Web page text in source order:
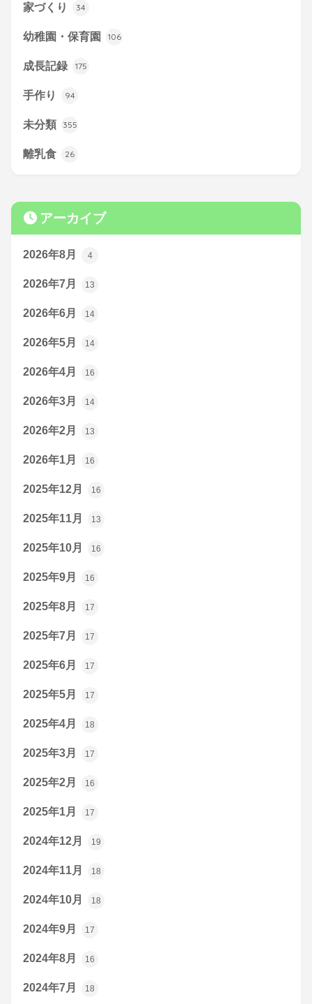
家づくり 34
幼稚園・保育園 106
成長記録 175
手作り 94
未分類 355
離乳食 26
アーカイブ
2026年8月 4
2026年7月 13
2026年6月 14
2026年5月 14
2026年4月 16
2026年3月 14
2026年2月 13
2026年1月 16
2025年12月 16
2025年11月 13
2025年10月 16
2025年9月 16
2025年8月 17
2025年7月 17
2025年6月 17
2025年5月 17
2025年4月 18
2025年3月 17
2025年2月 16
2025年1月 17
2024年12月 19
2024年11月 18
2024年10月 18
2024年9月 17
2024年8月 16
2024年7月 18